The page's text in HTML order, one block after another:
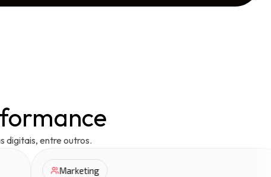
digitais, entre outros.
Marketing